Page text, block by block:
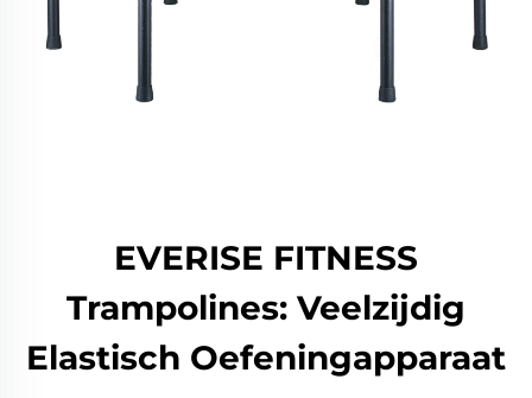
EVERISE FITNESS
Trampolines: Veelzijdig
Elastisch Oefeningapparaat